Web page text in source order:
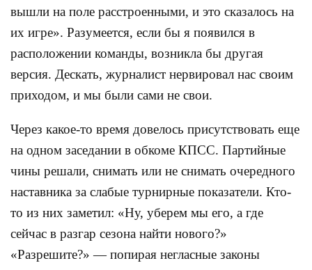
вышли на поле расстроенными, и это сказалось на
их игре». Разумеется, если бы я появился в
расположении команды, возникла бы другая
версия. Дескать, журналист нервировал нас своим
приходом, и мы были сами не свои.
Через какое-то время довелось присутствовать еще
на одном заседании в обкоме КПСС. Партийные
чины решали, снимать или не снимать очередного
наставника за слабые турнирные показатели. Кто-
то из них заметил: «Ну, уберем мы его, а где
сейчас в разгар сезона найти нового?»
«Разрешите?» — попирая негласные законы